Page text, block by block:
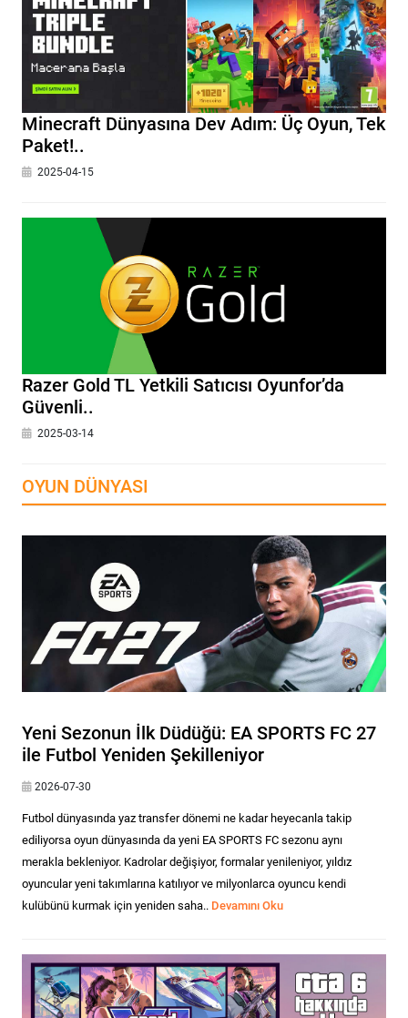
Minecraft Dünyasına Dev Adım: Üç Oyun, Tek
Paket!..
2025-04-15
Razer Gold TL Yetkili Satıcısı Oyunfor’da
Güvenli..
2025-03-14
OYUN DÜNYASI
Yeni Sezonun İlk Düdüğü: EA SPORTS FC 27
ile Futbol Yeniden Şekilleniyor
2026-07-30
Futbol dünyasında yaz transfer dönemi ne kadar heyecanla takip
ediliyorsa oyun dünyasında da yeni EA SPORTS FC sezonu aynı
merakla bekleniyor. Kadrolar değişiyor, formalar yenileniyor, yıldız
oyuncular yeni takımlarına katılıyor ve milyonlarca oyuncu kendi
kulübünü kurmak için yeniden saha.. Devamını Oku